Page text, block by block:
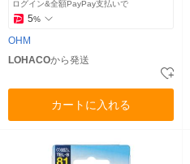
ログイン&全額PayPay支払いで
5%
OHM
LOHACOから発送
カートに入れる